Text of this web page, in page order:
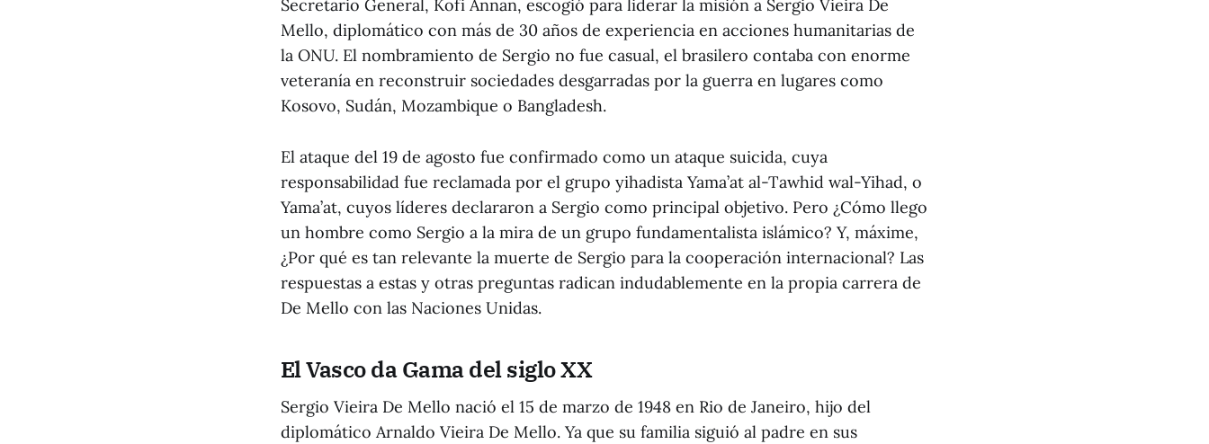
Secretario General, Kofi Annan, escogió para liderar la misión a Sergio Vieira De
Mello, diplomático con más de 30 años de experiencia en acciones humanitarias de
la ONU. El nombramiento de Sergio no fue casual, el brasilero contaba con enorme
veteranía en reconstruir sociedades desgarradas por la guerra en lugares como
Kosovo, Sudán, Mozambique o Bangladesh.
El ataque del 19 de agosto fue confirmado como un ataque suicida, cuya
responsabilidad fue reclamada por el grupo yihadista Yama’at al-Tawhid wal-Yihad, o
Yama’at, cuyos líderes declararon a Sergio como principal objetivo. Pero ¿Cómo llego
un hombre como Sergio a la mira de un grupo fundamentalista islámico? Y, máxime,
¿Por qué es tan relevante la muerte de Sergio para la cooperación internacional? Las
respuestas a estas y otras preguntas radican indudablemente en la propia carrera de
De Mello con las Naciones Unidas.
El Vasco da Gama del siglo XX
Sergio Vieira De Mello nació el 15 de marzo de 1948 en Rio de Janeiro, hijo del
diplomático Arnaldo Vieira De Mello. Ya que su familia siguió al padre en sus